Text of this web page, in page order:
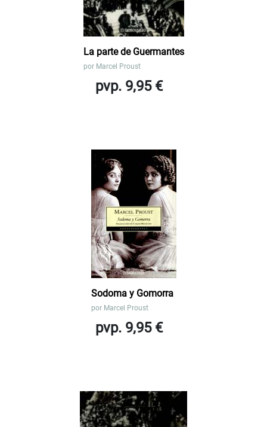
La parte de Guermantes
por Marcel Proust
pvp. 9,95 €
Sodoma y Gomorra
por Marcel Proust
pvp. 9,95 €